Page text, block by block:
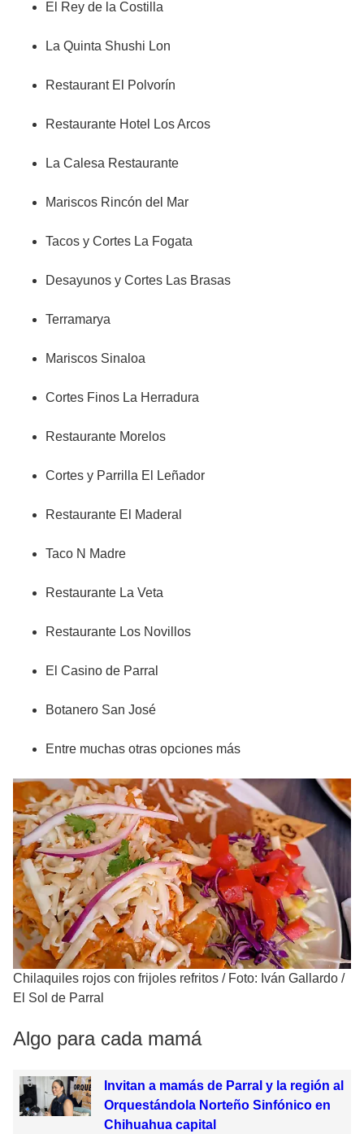
El Rey de la Costilla
La Quinta Shushi Lon
Restaurant El Polvorín
Restaurante Hotel Los Arcos
La Calesa Restaurante
Mariscos Rincón del Mar
Tacos y Cortes La Fogata
Desayunos y Cortes Las Brasas
Terramarya
Mariscos Sinaloa
Cortes Finos La Herradura
Restaurante Morelos
Cortes y Parrilla El Leñador
Restaurante El Maderal
Taco N Madre
Restaurante La Veta
Restaurante Los Novillos
El Casino de Parral
Botanero San José
Entre muchas otras opciones más
Chilaquiles rojos con frijoles refritos / Foto: Iván Gallardo /
El Sol de Parral
Algo para cada mamá
Invitan a mamás de Parral y la región al
Orquestándola Norteño Sinfónico en
Chihuahua capital